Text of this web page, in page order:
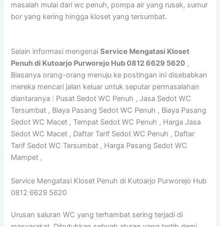
masalah mulai dari wc penuh, pompa air yang rusak, sumur
bor yang kering hingga kloset yang tersumbat.
Selain informasi mengenaiService Mengatasi Kloset
Penuh di Kutoarjo Purworejo Hub 0812 6629 5620 ,
Biasanya orang-orang menuju ke postingan ini disebabkan
mereka mencari jalan keluar untuk seputar permasalahan
diantaranya : Pusat Sedot WC Penuh , Jasa Sedot WC
Tersumbat , Biaya Pasang Sedot WC Penuh , Biaya Pasang
Sedot WC Macet , Tempat Sedot WC Penuh , Harga Jasa
Sedot WC Macet , Daftar Tarif Sedot WC Penuh , Daftar
Tarif Sedot WC Tersumbat , Harga Pasang Sedot WC
Mampet ,
Service Mengatasi Kloset Penuh di Kutoarjo Purworejo Hub
0812 6629 5620
Urusan saluran WC yang terhambat sering terjadi di